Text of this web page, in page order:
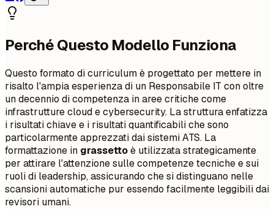
Perché Questo Modello Funziona
Questo formato di curriculum è progettato per mettere in
risalto l'ampia esperienza di un Responsabile IT con oltre
un decennio di competenza in aree critiche come
infrastrutture cloud e cybersecurity. La struttura enfatizza
i risultati chiave e i risultati quantificabili che sono
particolarmente apprezzati dai sistemi ATS. La
formattazione in grassettoè utilizzata strategicamente
per attirare l'attenzione sulle competenze tecniche e sui
ruoli di leadership, assicurando che si distinguano nelle
scansioni automatiche pur essendo facilmente leggibili dai
revisori umani.